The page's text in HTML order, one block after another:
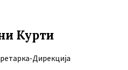
Курти
Дирекција